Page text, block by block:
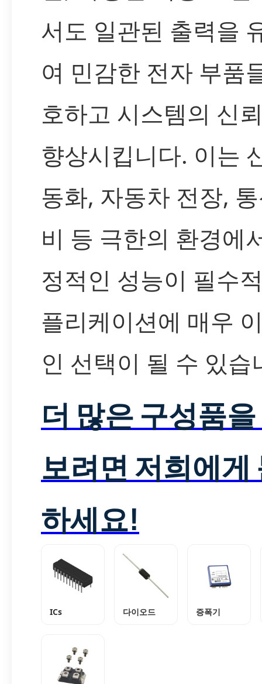
서도 일관된 출력을
여 민감한 전자 부품
호하고 시스템의 신
향상시킵니다. 이는
동화, 자동차 전장,
비 등 극한의 환경에
정적인 성능이 필수
플리케이션에 매우
인 선택이 될 수 있습
더 많은 구성품
보려면 저희에게
하세요!
ICs 다이오드 증폭기